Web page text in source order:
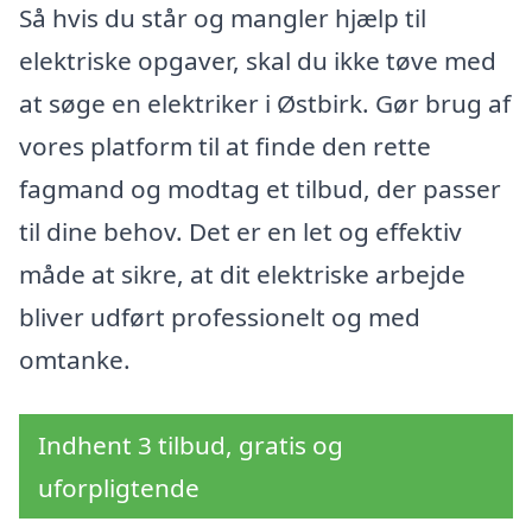
Så hvis du står og mangler hjælp til
elektriske opgaver, skal du ikke tøve med
at søge en elektriker i Østbirk. Gør brug af
vores platform til at finde den rette
fagmand og modtag et tilbud, der passer
til dine behov. Det er en let og effektiv
måde at sikre, at dit elektriske arbejde
bliver udført professionelt og med
omtanke.
Indhent 3 tilbud, gratis og
uforpligtende